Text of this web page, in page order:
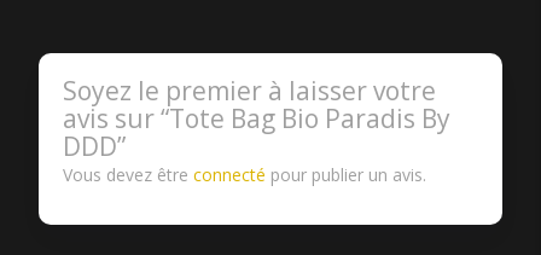
Soyez le premier à laisser votre
avis sur “Tote Bag Bio Paradis By
DDD”
Vous devez êtreconnecté pour publier un avis.